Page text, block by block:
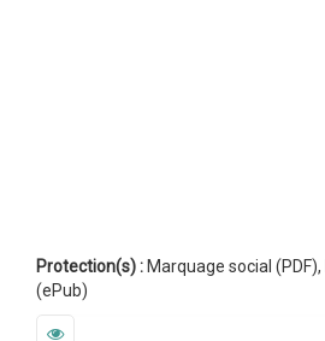
Protection(s) : Marquage social
(ePub)